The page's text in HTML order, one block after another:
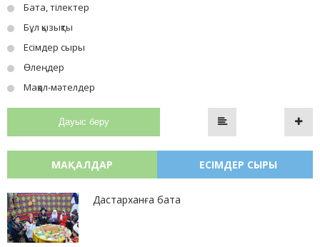
Бата, тілектер
Бұл қызықты
Есімдер сыры
Өлеңдер
Мақал-мәтелдер
Дауыс беру
МАҚАЛДАР ЕСІМДЕР СЫРЫ
Дастарханға бата